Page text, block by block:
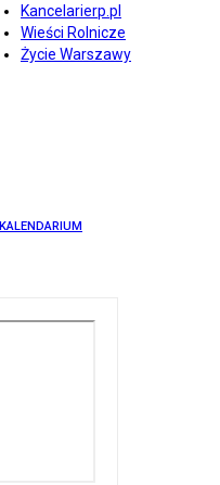
Kancelarierp.pl
Wieści Rolnicze
Życie Warszawy
KALENDARIUM